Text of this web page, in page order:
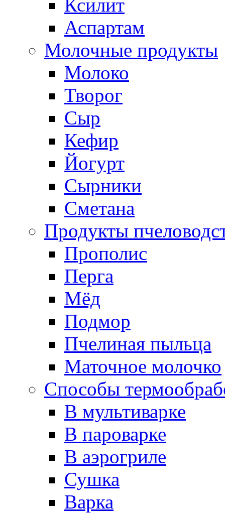
Ксилит
Аспартам
Молочные продукты
Молоко
Творог
Сыр
Кефир
Йогурт
Сырники
Сметана
Продукты
Прополис
Перга
Мёд
Подмор
Пчелиная пыльца
Маточное молочко
Способы
В мультиварке
В пароварке
В аэрогриле
Сушка
Варка